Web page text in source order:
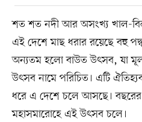
শত শত নদী আর অসংখ্য খাল-
এই দেশে মাছ ধরার রয়েছে বহু
অন্যতম হলো বাউত উৎসব, যা
উৎসব নামে পরিচিত। এটি
ধরে এ দেশে চলে আসছে। বছরের
মহাসমারোহে এই উৎসব চলে।